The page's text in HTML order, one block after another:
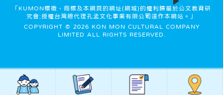
「KUMON標徵、商標及本網頁的網址(網域)的權利歸屬於公文教育研
究會;授權台灣總代理孔孟文化事業有限公司運作本網站。」
COPYRIGHT © 2026 KON MON CULTURAL COMPANY
LIMITED ALL RIGHTS RESERVED.